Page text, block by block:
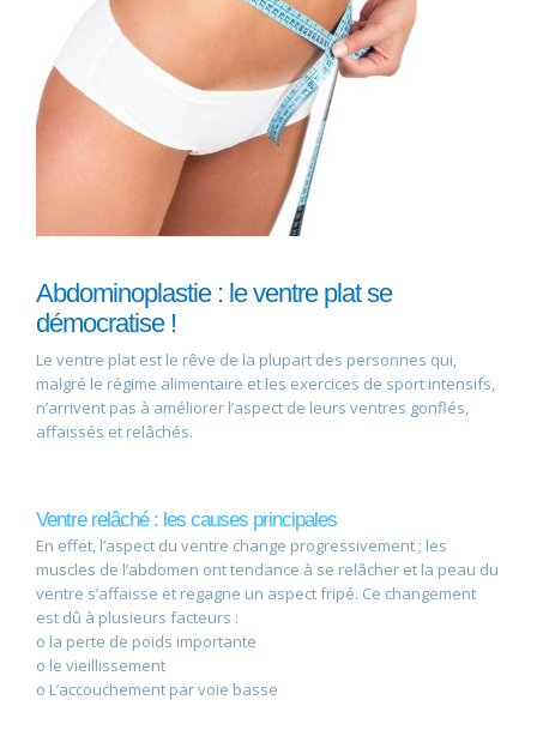
Abdominoplastie : le ventre plat se
démocratise !
Le ventre plat est le rêve de la plupart des personnes qui,
malgré le régime alimentaire et les exercices de sport intensifs,
n’arrivent pas à améliorer l’aspect de leurs ventres gonflés,
affaissés et relâchés.
Ventre relâché : les causes principales
En effet, l’aspect du ventre change progressivement ; les
muscles de l’abdomen ont tendance à se relâcher et la peau du
ventre s’affaisse et regagne un aspect fripé. Ce changement
est dû à plusieurs facteurs :
o la perte de poids importante
o le vieillissement
o L’accouchement par voie basse